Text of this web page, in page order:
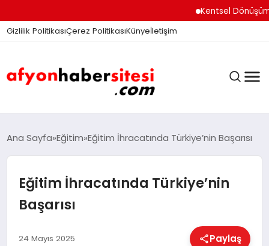
Kentsel Dönüşüm Ofisi
Gizlilik PolitikasıÇerez PolitikasıKünyeİletişim
ANASAYFA
GÜNDEM
Ana Sayfa Eğitim Eğitim İhracatında Türkiye’nin Başarısı
Eğitim İhracatında Türkiye’nin
Başarısı
24 Mayıs 2025 Paylaş